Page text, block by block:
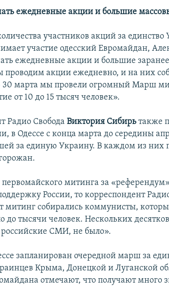
ежедневные акции и большие
участников акций за
участие одесский Евромайдан,
ежедневные акции и большие
акции ежедневно, и на них
30 марта мы провели огромный Марш
от 10 до 15 тысяч человек».
Радио СвободаВиктория Сибирь также
в Одессе с конца марта до середины
за единую Украину. В каждом из них
первомайского митинга за
России, то корреспондент
митинг собирались коммунисты,
до тысячи человек. Нескольких
российские СМИ, не было».
запланирован очередной марш за
Крыма, Донецкой и Луганской
отмечают, что получают много